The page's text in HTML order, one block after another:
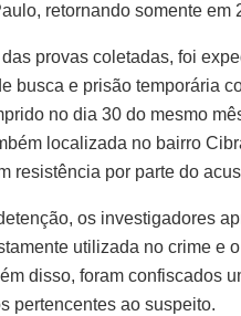
retornando somente em
provas coletadas, foi
busca e prisão temporária
no dia 30 do mesmo
localizada no bairro
resistência por parte do
os investigadores
utilizada no crime e
disso, foram confiscados
pertencentes ao suspeito.